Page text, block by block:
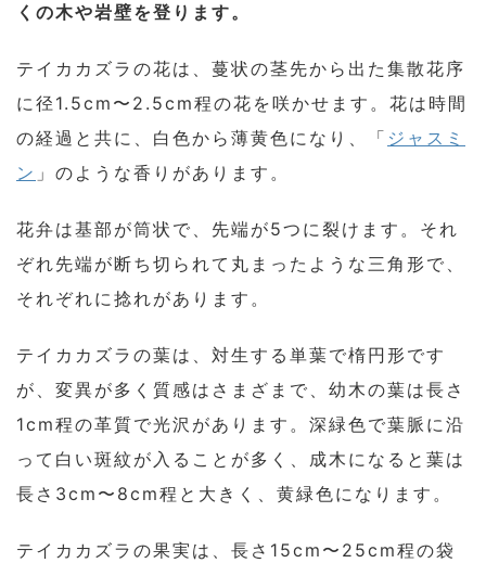
くの木や岩壁を登ります。
テイカカズラの花は、蔓状の茎先から出た集散花序
に径1.5cm〜2.5cm程の花を咲かせます。花は時間
の経過と共に、白色から薄黄色になり、「 ジャスミ
ン 」のような香りがあります。
花弁は基部が筒状で、先端が5つに裂けます。それ
ぞれ先端が断ち切られて丸まったような三角形で、
それぞれに捻れがあります。
テイカカズラの葉は、対生する単葉で楕円形です
が、変異が多く質感はさまざまで、幼木の葉は長さ
1cm程の革質で光沢があります。深緑色で葉脈に沿
って白い斑紋が入ることが多く、成木になると葉は
長さ3cm〜8cm程と大きく、黄緑色になります。
テイカカズラの果実は、長さ15cm〜25cm程の袋